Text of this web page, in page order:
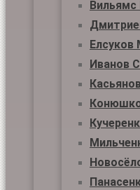
Вильямс
Елсуков
Иванов